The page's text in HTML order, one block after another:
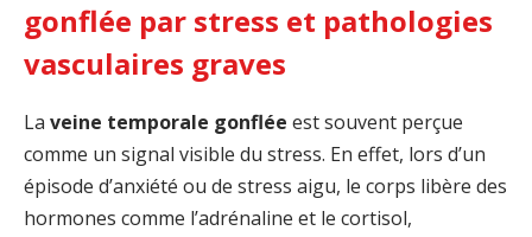
gonflée par stress et pathologies
vasculaires graves
La veine temporale gonflée est souvent perçue
comme un signal visible du stress. En effet, lors d’un
épisode d’anxiété ou de stress aigu, le corps libère des
hormones comme l’adrénaline et le cortisol,